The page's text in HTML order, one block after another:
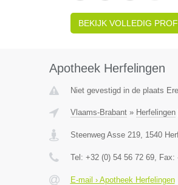
BEKIJK VOLLEDIG
Apotheek Herfelingen
Niet gevestigd in de plaats
Vlaams-Brabant» Herfelingen|
Steenweg Asse 219, 1540
Tel: +32 (0) 54 56 72 69, Fax:
E-mail › Apotheek Herfelingen